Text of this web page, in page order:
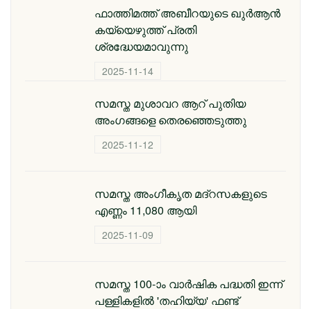
ഫാത്തിമത്ത് അബീറയുടെ ഖുര്‍ആന്‍
കയ്യെഴുത്ത് പ്രതി
ശ്രദ്ധേയമാവുന്നു
2025-11-14
സമസ്ത മുശാവറ ആറ് പുതിയ
അംഗങ്ങളെ തെരഞ്ഞെടുത്തു
2025-11-12
സമസ്ത അംഗീകൃത മദ്റസകളുടെ
എണ്ണം 11,080 ആയി
2025-11-09
സമസ്ത 100-ാം വാര്‍ഷിക പദ്ധതി ഇന്ന്
പള്ളികളില്‍ 'തഹിയ്യ' ഫണ്ട്